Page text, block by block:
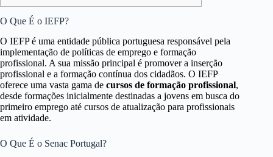
O Que É o IEFP?
O IEFP é uma entidade pública portuguesa responsável pela
implementação de políticas de emprego e formação
profissional. A sua missão principal é promover a inserção
profissional e a formação contínua dos cidadãos. O IEFP
oferece uma vasta gama de cursos de formação profissional,
desde formações inicialmente destinadas a jovens em busca do
primeiro emprego até cursos de atualização para profissionais
em atividade.
O Que É o Senac Portugal?